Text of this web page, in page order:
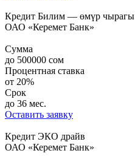
Кредит Билим — өмүр чырагы
ОАО «Керемет Банк»
Сумма
до 500000 сом
Процентная ставка
от 20%
Срок
до 36 мес.
Оставить заявку
Кредит ЭКО драйв
ОАО «Керемет Банк»